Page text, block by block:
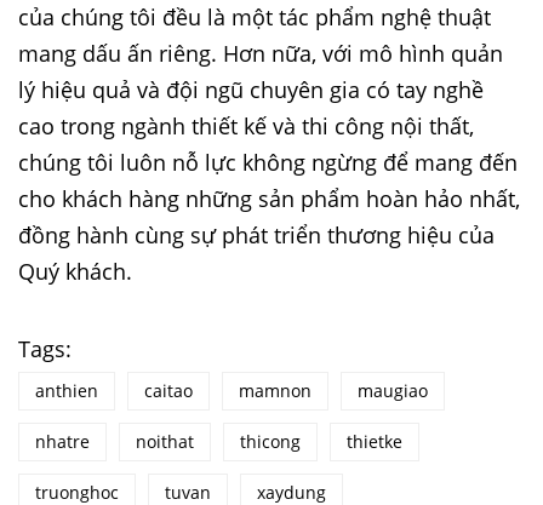
của chúng tôi đều là một tác phẩm nghệ thuật
mang dấu ấn riêng. Hơn nữa, với mô hình quản
lý hiệu quả và đội ngũ chuyên gia có tay nghề
cao trong ngành thiết kế và thi công nội thất,
chúng tôi luôn nỗ lực không ngừng để mang đến
cho khách hàng những sản phẩm hoàn hảo nhất,
đồng hành cùng sự phát triển thương hiệu của
Quý khách.
Tags:
anthien caitao mamnon maugiao
nhatre noithat thicong thietke
truonghoc tuvan xaydung